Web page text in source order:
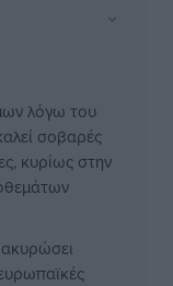
⌄
λόγω του
σοβαρές
κυρίως στην